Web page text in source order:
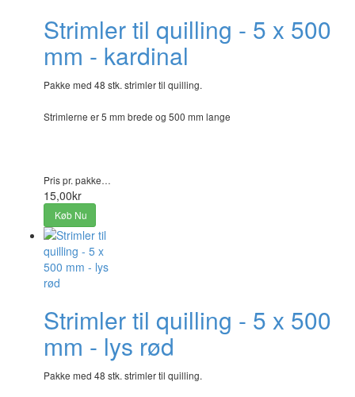
Strimler til quilling - 5 x 500
mm - kardinal
Pakke med 48 stk. strimler til quilling.
Strimlerne er 5 mm brede og 500 mm lange
Pris pr. pakke…
15,00kr
Køb Nu
Strimler til quilling - 5 x 500
mm - lys rød
Pakke med 48 stk. strimler til quilling.